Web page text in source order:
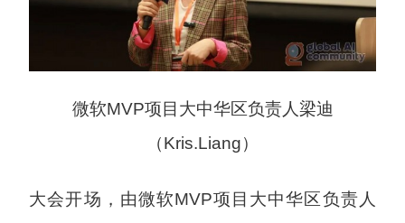
微软MVP项目大中华区负责人梁迪
（Kris.Liang）
大会开场，由微软MVP项目大中华区负责人